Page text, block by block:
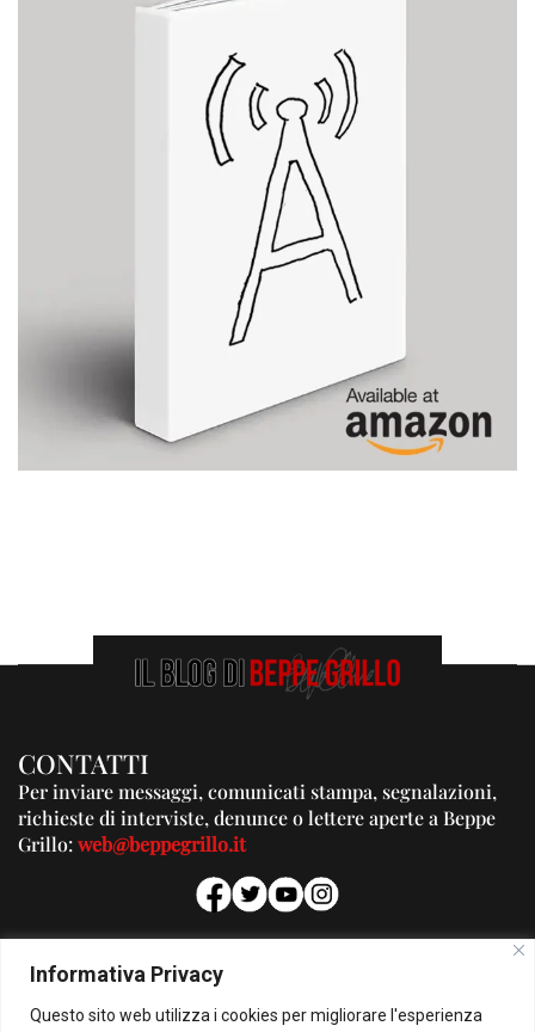
Informativa Privacy
Questo sito web utilizza i cookies per migliorare l'esperienza
CONTATTI
Per inviare messaggi, comunicati stampa, segnalazioni,
richieste di interviste, denunce o lettere aperte a Beppe
Grillo:web@beppegrillo.it
PUBBLICITA'
Per la tua pubblicità su questo Blog:
pubblicita@beppegrillo.it